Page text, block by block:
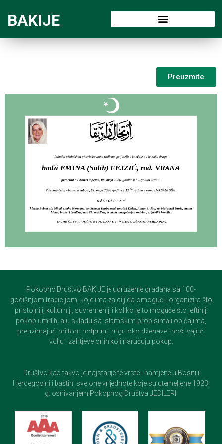
BAKIJE
Preuzmite
Pokopno Društvo BAKIJE je udruženje građana sa 100-
godišnjom tradicijom, koje ima za cilj da omogući i organizira što
pristojniji, kulturniji, suvremeniji i koliko je to moguće što jeftiniji
pokop umrlih, a u skladu sa islamskim propisima i običajima,
preuzimajući pri tom potpunu brigu oko dženaze i poštivajući
volju i zahtjeve onih koji naručuju pokop.
Društvo kao takvo je najstarije te vrste i namjene u Bosni i
Hercegovini i baštini sve one vrijednote koje su utemeljene 1923.
g. osnivanjem Pokopnog Društva JEDILERI.